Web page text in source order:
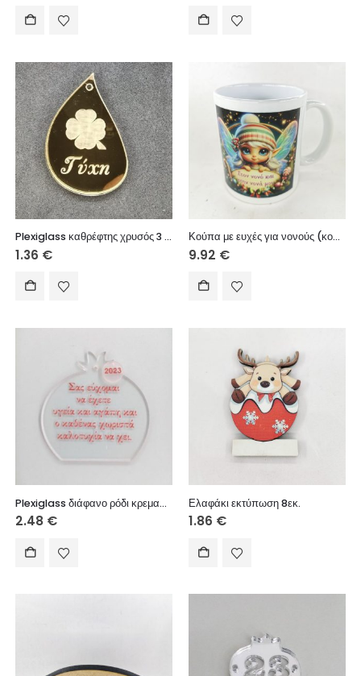
Plexiglass καθρέφτης χρυσός 3 εκ.
1.36 €
Κούπα με ευχές για νονούς (κοριτσάκι)
9.92 €
Plexiglass διάφανο ρόδι κρεμαστό με ευχή 8 εκ.
2.48 €
Ελαφάκι εκτύπωση 8εκ.
1.86 €